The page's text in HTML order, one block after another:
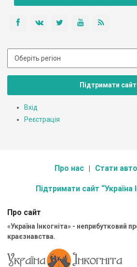
Підтримати сайт
Вхід
Реєстрація
Про нас Стати
Підтримати сайт “Україна
Про сайт
«Україна Інкогніта» - неприбутковий
краєзнавства.